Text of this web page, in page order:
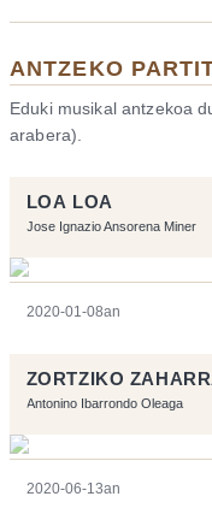
ANTZEKO
Eduki musikal antzekoa
arabera).
LOA LOA
Jose Ignazio Ansorena Miner
2020-01-08an
ZORTZIKO
Antonino Ibarrondo Oleaga
2020-06-13an